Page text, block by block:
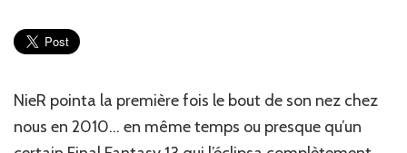
NieR pointa la première fois le bout de son nez chez
nous en 2010… en même temps ou presque qu’un